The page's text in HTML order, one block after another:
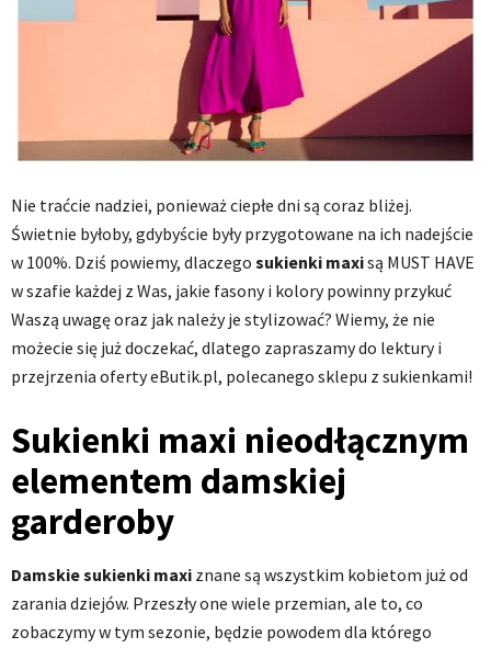
Nie traćcie nadziei, ponieważ ciepłe dni są coraz bliżej.
Świetnie byłoby, gdybyście były przygotowane na ich nadejście
w 100%. Dziś powiemy, dlaczego sukienki maxisą MUST HAVE
w szafie każdej z Was, jakie fasony i kolory powinny przykuć
Waszą uwagę oraz jak należy je stylizować? Wiemy, że nie
możecie się już doczekać, dlatego zapraszamy do lektury i
przejrzenia oferty eButik.pl, polecanego sklepu z sukienkami!
Sukienki maxi nieodłącznym
elementem damskiej
garderoby
Damskie sukienki maxi znane są wszystkim kobietom już od
zarania dziejów. Przeszły one wiele przemian, ale to, co
zobaczymy w tym sezonie, będzie powodem dla którego